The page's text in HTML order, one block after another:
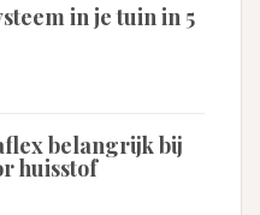
in je tuin in 5
belangrijk bij
huisstof